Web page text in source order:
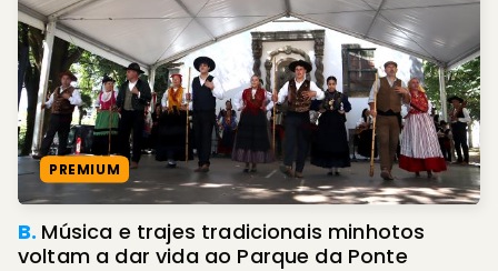
PREMIUM
B. Música e trajes tradicionais minhotos
voltam a dar vida ao Parque da Ponte